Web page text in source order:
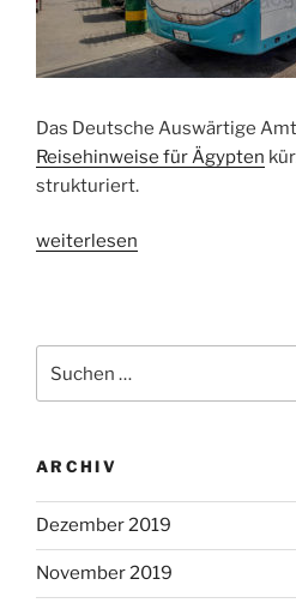
Das Deutsche Auswärtige
Reisehinweise für Ägypten
strukturiert.
„Auswärtiges
für
Ägypten“
weiterlesen
nach:
ARCHIV
Dezember 2019
November 2019